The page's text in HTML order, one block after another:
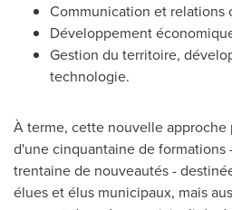
Communication et relations
Développement
Gestion du territoire,
technologie.
À terme, cette nouvelle approche
d'une cinquantaine de formations
trentaine de nouveautés -
élues et élus municipaux, mais